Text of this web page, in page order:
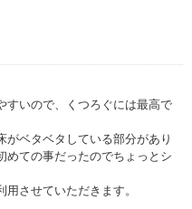
すいので、くつろぐには最高で
がベタベタしている部分があり
めての事だったのでちょっとシ
させていただきます。